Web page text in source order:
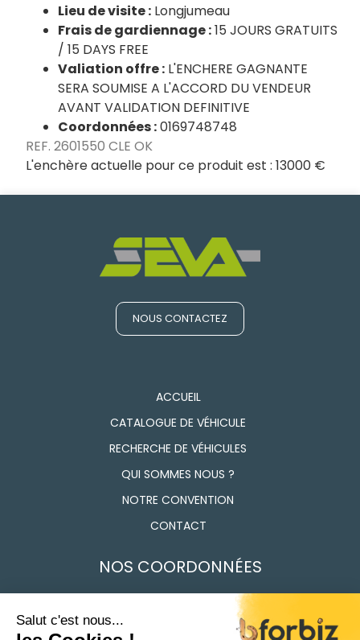
Lieu de visite : Longjumeau
Frais de gardiennage :15 JOURS GRATUITS
/ 15 DAYS FREE
Valiation offre : L'ENCHERE GAGNANTE
SERA SOUMISE A L'ACCORD DU VENDEUR
AVANT VALIDATION DEFINITIVE
Coordonnées :0169748748
REF. 2601550 CLE OK
L'enchère actuelle pour ce produit est :13000 €
NOUS CONTACTEZ
ACCUEIL
CATALOGUE DE VÉHICULE
RECHERCHE DE VÉHICULES
QUI SOMMES NOUS ?
NOTRE CONVENTION
CONTACT
NOS COORDONNÉES
7 Route des Frères Lumière, 91160 Longjumeau